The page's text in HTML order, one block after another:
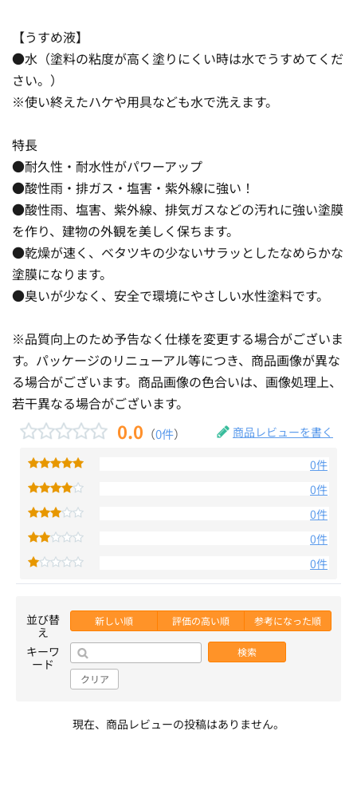
【うすめ液】
●水（塗料の粘度が高く塗りにくい時は水でうすめてくだ
さい。）
※使い終えたハケや用具なども水で洗えます。
特長
●耐久性・耐水性がパワーアップ
●酸性雨・排ガス・塩害・紫外線に強い！
●酸性雨、塩害、紫外線、排気ガスなどの汚れに強い塗膜
を作り、建物の外観を美しく保ちます。
●乾燥が速く、ベタツキの少ないサラッとしたなめらかな
塗膜になります。
●臭いが少なく、安全で環境にやさしい水性塗料です。
※品質向上のため予告なく仕様を変更する場合がございま
す。パッケージのリニューアル等につき、商品画像が異な
る場合がございます。商品画像の色合いは、画像処理上、
若干異なる場合がございます。
0.0 （0件） 商品レビューを書く
0件
0件
0件
0件
0件
並び替
え
新しい順 評価の高い順 参考になった順
キーワ
ード
検索
クリア
現在、商品レビューの投稿はありません。